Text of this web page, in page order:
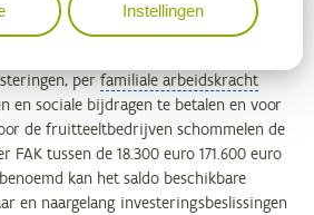
per FAK tonen aan hoeveel er, na het in
per familiale arbeidskracht
en sociale bijdragen te betalen en voor
de fruitteeltbedrijven schommelen de
FAK tussen de 18.300 euro 171.600 euro
kan het saldo beschikbare
en naargelang investeringsbeslissingen
Instellingen